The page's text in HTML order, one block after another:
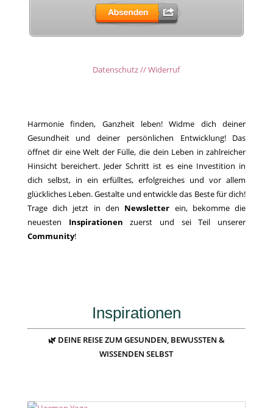
Datenschutz // Widerruf
Harmonie finden, Ganzheit leben! Widme dich deiner
Gesundheit und deiner persönlichen Entwicklung! Das
öffnet dir eine Welt der Fülle, die dein Leben in zahlreicher
Hinsicht bereichert. Jeder Schritt ist es eine Investition in
dich selbst, in ein erfülltes, erfolgreiches und vor allem
glückliches Leben. Gestalte und entwickle das Beste für dich!
Trage dich jetzt in den Newsletter ein, bekomme die
neuesten Inspirationen zuerst und sei Teil unserer
Community!
Inspirationen
🌿 DEINE REISE ZUM GESUNDEN, BEWUSSTEN &
WISSENDEN SELBST